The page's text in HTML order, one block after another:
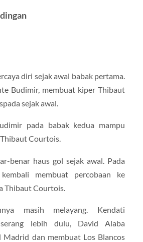
diri sejak awal babak pertama.
Budimir, membuat kiper Thibaut
sejak awal.
pada babak kedua mampu
Courtois.
benar haus gol sejak awal. Pada
membuat percobaan ke
Thibaut Courtois.
masih melayang. Kendati
lebih dulu, David Alaba
Madrid dan membuat Los Blancos